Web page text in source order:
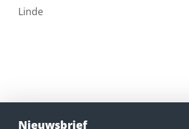
Linde
Nieuwsbrief